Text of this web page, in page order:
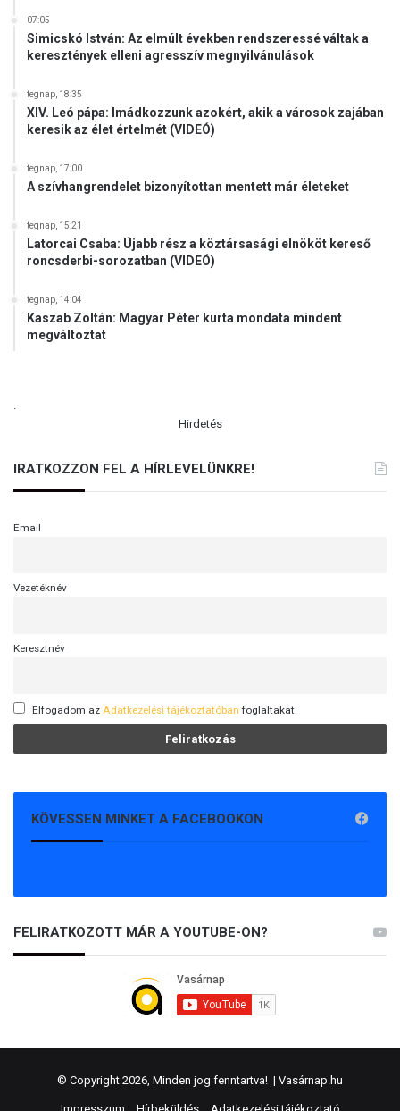
07:05
Simicskó István: Az elmúlt években rendszeressé váltak a
keresztények elleni agresszív megnyilvánulások
tegnap, 18:35
XIV. Leó pápa: Imádkozzunk azokért, akik a városok zajában
keresik az élet értelmét (VIDEÓ)
tegnap, 17:00
A szívhangrendelet bizonyítottan mentett már életeket
tegnap, 15:21
Latorcai Csaba: Újabb rész a köztársasági elnököt kereső
roncsderbi-sorozatban (VIDEÓ)
tegnap, 14:04
Kaszab Zoltán: Magyar Péter kurta mondata mindent
megváltoztat
Hirdetés
IRATKOZZON FEL A HÍRLEVELÜNKRE!
Email
Vezetéknév
Keresztnév
Elfogadom az Adatkezelési tájékoztatóban foglaltakat.
KÖVESSEN MINKET A FACEBOOKON
FELIRATKOZOTT MÁR A YOUTUBE-ON?
© Copyright 2026, Minden jog fenntartva! | Vasárnap.hu